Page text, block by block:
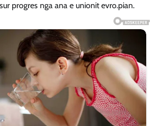
progres nga ana e unionit evro.pian.